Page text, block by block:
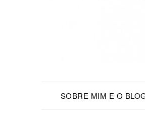
SOBRE MIM E O